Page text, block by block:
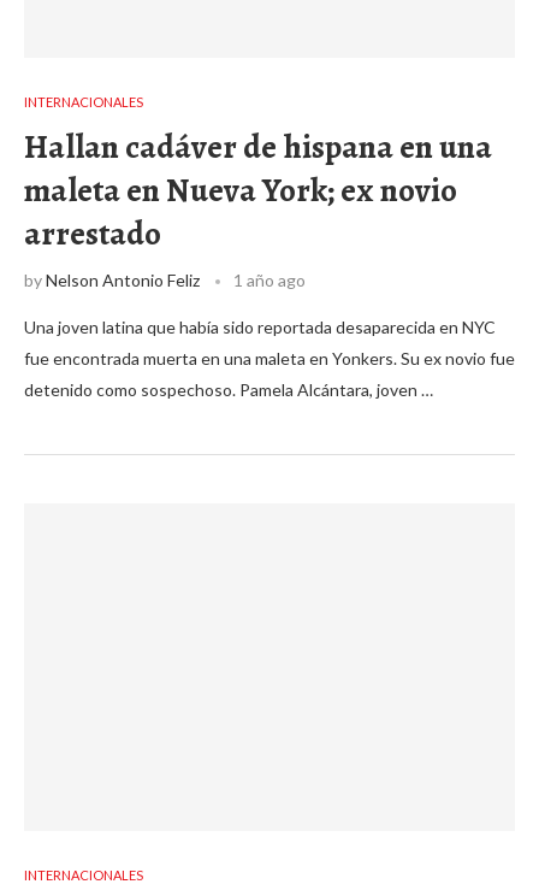
INTERNACIONALES
Hallan cadáver de hispana en una
maleta en Nueva York; ex novio
arrestado
byNelson Antonio Feliz 1 año ago
Una joven latina que había sido reportada desaparecida en NYC
fue encontrada muerta en una maleta en Yonkers. Su ex novio fue
detenido como sospechoso. Pamela Alcántara, joven …
INTERNACIONALES